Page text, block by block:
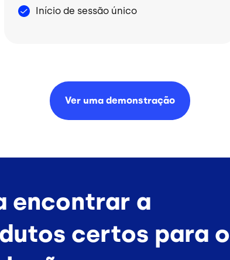
Início de sessão único
Ver uma demonstração
encontrar a
certos para o